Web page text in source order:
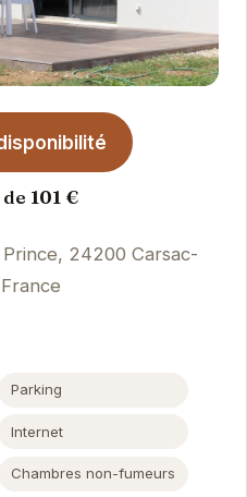
101 €
24200 Carsac-
Parking
Internet
Chambres non-fumeurs